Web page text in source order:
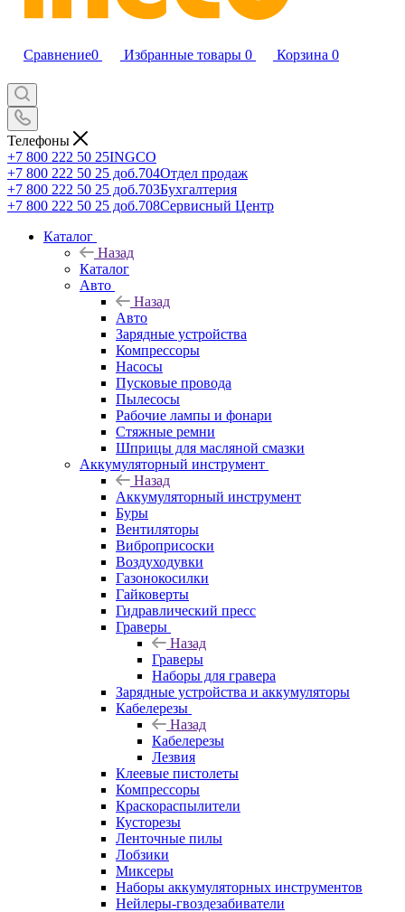
Сравнение0 Избранные товары 0 Корзина 0
Телефоны
+7 800 222 50 25INGCO
+7 800 222 50 25 доб.704Отдел продаж
+7 800 222 50 25 доб.703Бухгалтерия
+7 800 222 50 25 доб.708Сервисный Центр
Каталог
Назад
Каталог
Авто
Назад
Авто
Зарядные устройства
Компрессоры
Насосы
Пусковые провода
Пылесосы
Рабочие лампы и фонари
Стяжные ремни
Шприцы для масляной смазки
Аккумуляторный инструмент
Назад
Аккумуляторный инструмент
Буры
Вентиляторы
Виброприсоски
Воздуходувки
Газонокосилки
Гайковерты
Гидравлический пресс
Граверы
Назад
Граверы
Наборы для гравера
Зарядные устройства и аккумуляторы
Кабелерезы
Назад
Кабелерезы
Лезвия
Клеевые пистолеты
Компрессоры
Краскораспылители
Кусторезы
Ленточные пилы
Лобзики
Миксеры
Наборы аккумуляторных инструментов
Нейлеры-гвоздезабиватели